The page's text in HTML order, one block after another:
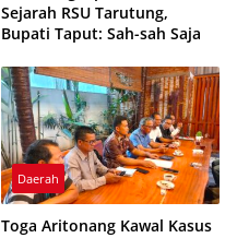
Sejarah RSU Tarutung,
Bupati Taput: Sah-sah Saja
Daerah
Toga Aritonang Kawal Kasus